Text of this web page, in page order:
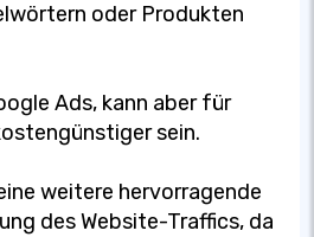
oder Produkten
Ads, kann aber für
sein.
weitere hervorragende
des Website-Traffics, da